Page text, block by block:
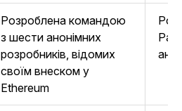
Розроблена командою
з шести анонімних
розробників, відомих
своїм внеском у
Ethereum